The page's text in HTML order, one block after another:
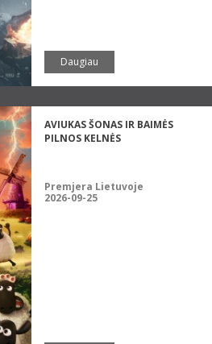
Daugiau
AVIUKAS ŠONAS IR BAIMĖS
PILNOS KELNĖS
Premjera Lietuvoje
2026-09-25